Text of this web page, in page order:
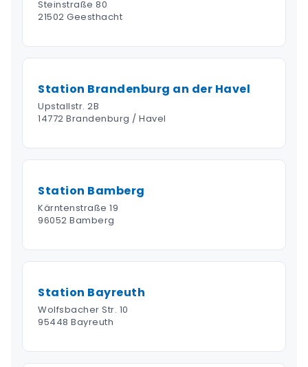
Steinstraße 80
21502 Geesthacht
Station Brandenburg an der Havel
Upstallstr. 2B
14772 Brandenburg / Havel
Station Bamberg
Kärntenstraße 19
96052 Bamberg
Station Bayreuth
Wolfsbacher Str. 10
95448 Bayreuth